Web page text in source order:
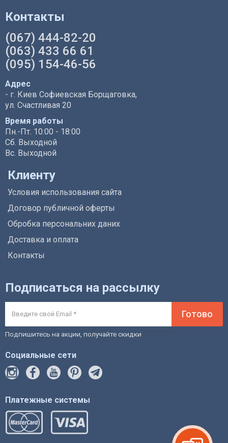
Контакты
(067) 444-82-20
(063) 433 66 61
(095) 154-46-56
Адрес
- г. Киев Софиевская Борщаговка,
ул. Счастливая 20
Время работы
Пн.-Пт. 10:00 - 18:00
Сб. Выходной
Вс. Выходной
Клиенту
Условия использования сайта
Договор публичной оферты
Обробка персональних даних
Доставка и оплата
Контакты
Подписаться на рассылку
Готово
Подпишитесь на акции, получайте скидки
Социальные сети
Платежные системы